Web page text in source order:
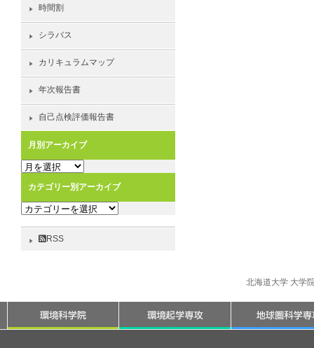
時間割
シラバス
カリキュラムマップ
年次報告書
自己点検評価報告書
月別アーカイブ
月
ー
カ
イ
カテゴリー別アーカイブ
カ
ゴ
カ
RSS
北海道大学 大学